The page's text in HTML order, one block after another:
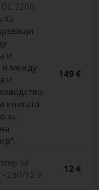
7200,
и
и между
и
книгата
за
149 €
за
230/12 V
12 €